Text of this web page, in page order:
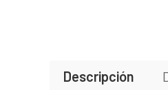
Descripción